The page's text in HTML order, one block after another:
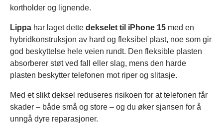
kortholder og lignende.
Lippa har laget dette dekselet til iPhone 15 med en
hybridkonstruksjon av hard og fleksibel plast, noe som gir
god beskyttelse hele veien rundt. Den fleksible plasten
absorberer støt ved fall eller slag, mens den harde
plasten beskytter telefonen mot riper og slitasje.
Med et slikt deksel reduseres risikoen for at telefonen får
skader – både små og store – og du øker sjansen for å
unngå dyre reparasjoner.